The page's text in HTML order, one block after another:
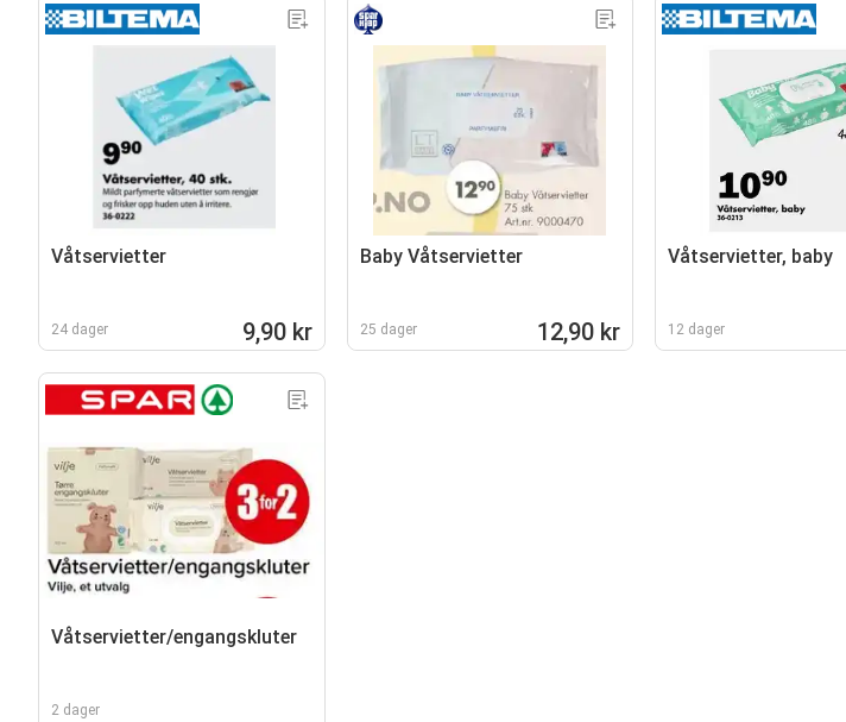
Våtservietter
24 dager 9,90 kr
Baby Våtservietter
25 dager 12,90 kr
Våtservietter, baby
12 dager
Våtservietter/engangskluter
2 dager